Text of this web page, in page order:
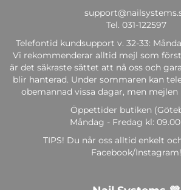
Tel. 031-122597
Telefontid kundsupport v. 32-33:
Vi rekommenderar alltid mejl som
är det säkraste sättet att nå oss och
blir hanterad. Under sommaren kan
obemannad vissa dagar, men mejlen
Öppettider butiken
Måndag - Fredag kl:
TIPS! Du når oss alltid enkelt
Facebook/Instagram!